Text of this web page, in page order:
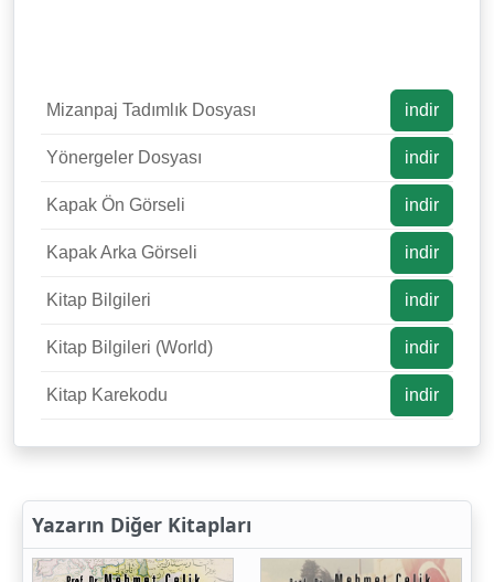
Mizanpaj Tadımlık Dosyası indir
Yönergeler Dosyası indir
Kapak Ön Görseli indir
Kapak Arka Görseli indir
Kitap Bilgileri indir
Kitap Bilgileri (World) indir
Kitap Karekodu indir
Yazarın Diğer Kitapları